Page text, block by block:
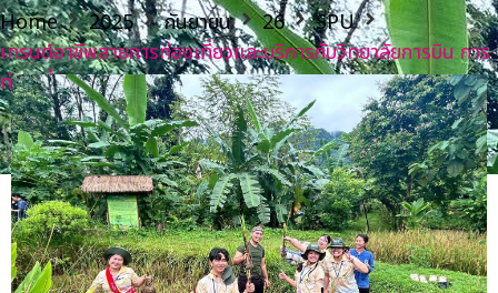
Home 2025 กันยายน 26
SPU
เทรนด์อาชีพสายการท่องเที่ยวและบริการกับวิทยาลัยการบิน การ
ท่องเที่ยวและบริการ